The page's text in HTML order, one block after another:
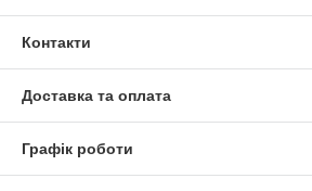
Контакти
Доставка та оплата
Графік роботи